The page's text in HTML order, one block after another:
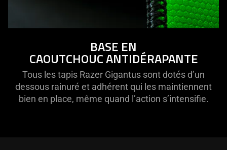
BASE EN
CAOUTCHOUC ANTIDÉRAPANTE
Tous les tapis Razer Gigantus sont dotés d’un
dessous rainuré et adhérent qui les maintiennent
bien en place, même quand l’action s’intensifie.